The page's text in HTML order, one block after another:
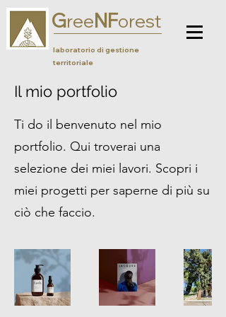
GreeNForest
laboratorio di gestione
territoriale
Il mio portfolio
Ti do il benvenuto nel mio
portfolio. Qui troverai una
selezione dei miei lavori. Scopri i
miei progetti per saperne di più su
ciò che faccio.